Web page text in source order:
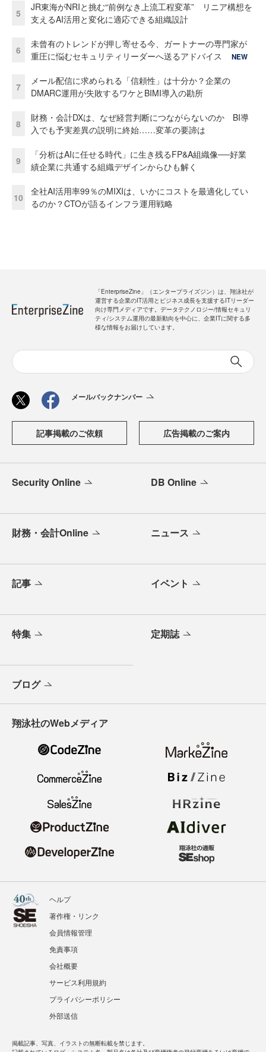
5
JR東海がNRIと挑む“前例なき上流工程変革” リニア構想を
支えるAI活用と変化に適応できる組織設計
6
未曾有のトレンドが押し寄せる今、ガートナーの専門家が
重圧に悩むセキュリティリーダーへ送るアドバイス
NEW
7
メール配信に求められる「信頼性」は十分か？企業の
DMARC運用が失敗するワケとBIMI導入の勘所
8
財務・会計DXは、なぜ経営判断につながらないのか BI導
入でも予実差異の説明に終始……変革の要諦は
9
「分析はAIに任せる時代」に生き残るFP&A組織像──好業
績企業に共通する組織デザインからひも解く
10
全社AI活用率99％のMIXIは、いかにコストを最適化してい
るのか？CTOが語るインフラ運用戦略
「EnterpriseZine」（エンタープライズジン）は、翔泳社が
運営する企業のIT活用とビジネス成長を支援するITリーダー
向け専門メディアです。データテクノロジー/情報セキュリ
ティ/システム運用の最新動向を中心に、企業ITに関する多
様な情報をお届けしています。
メールバックナンバー
記事掲載のご依頼 広告掲載のご案内
Security Online DB Online
財務・会計Online ニュース
記事 イベント
特集 定期誌
ブログ
翔泳社のWebメディア
ヘルプ
著作権・リンク
会員情報管理
免責事項
会社概要
サービス利用規約
プライバシーポリシー
外部送信
掲載記事、写真、イラストの無断転載を禁じます。